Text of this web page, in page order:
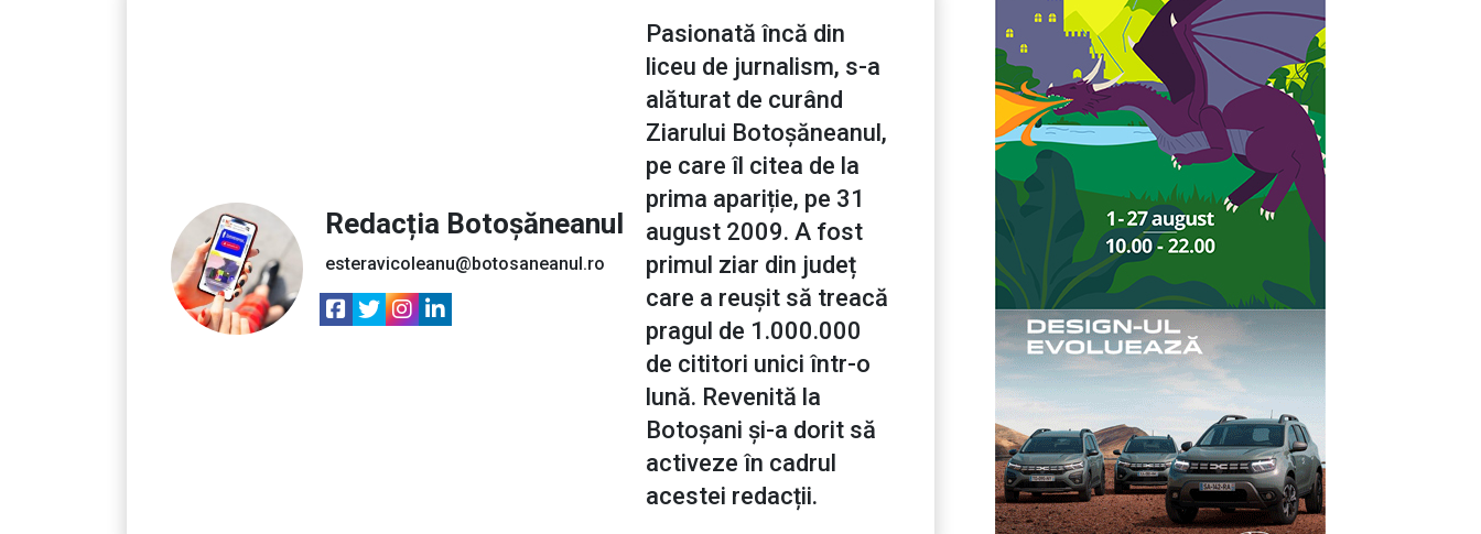
Redacția Botoșăneanul
esteravicoleanu@botosaneanul.ro
Pasionată încă din
liceu de jurnalism, s-a
alăturat de curând
Ziarului Botoșăneanul,
pe care îl citea de la
prima apariție, pe 31
august 2009. A fost
primul ziar din județ
care a reușit să treacă
pragul de 1.000.000
de cititori unici într-o
lună. Revenită la
Botoșani și-a dorit să
activeze în cadrul
acestei redacții.